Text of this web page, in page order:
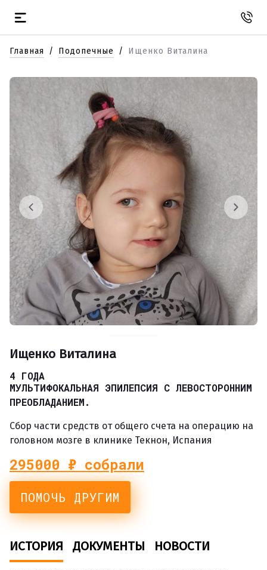
Главная Подопечные Ищенко Виталина
Ищенко Виталина
4 ГОДА
МУЛЬТИФОКАЛЬНАЯ ЭПИЛЕПСИЯ С ЛЕВОСТОРОННИМ
ПРЕОБЛАДАНИЕМ.
Сбор части средств от общего счета на операцию на
головном мозге в клинике Текнон, Испания
295000 ₽ собрали
ПОМОЧЬ ДРУГИМ
ИСТОРИЯ ДОКУМЕНТЫ НОВОСТИ